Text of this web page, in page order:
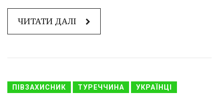
ЧИТАТИ ДАЛІ
ПІВЗАХИСНИК ТУРЕЧЧИНА УКРАЇНЦІ